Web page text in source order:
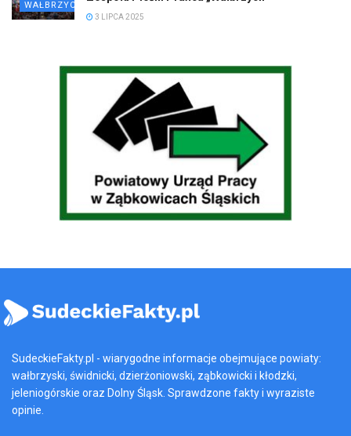
WAŁBRZYCH
3 LIPCA 2025
SudeckieFakty.pl - wiarygodne informacje obejmujące powiaty:
wałbrzyski, świdnicki, dzierżoniowski, ząbkowicki i kłodzki,
jeleniogórskie oraz Dolny Śląsk. Sprawdzone fakty i wyraziste
opinie.